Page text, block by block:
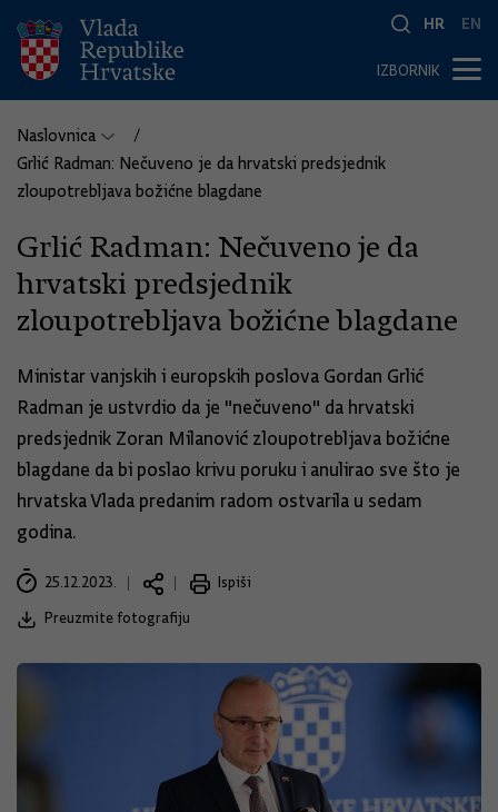
HR EN
IZBORNIK
Naslovnica
Grlić Radman: Nečuveno je da hrvatski predsjednik
zloupotrebljava božićne blagdane
Grlić Radman: Nečuveno je da
hrvatski predsjednik
zloupotrebljava božićne blagdane
Ministar vanjskih i europskih poslova Gordan Grlić
Radman je ustvrdio da je "nečuveno" da hrvatski
predsjednik Zoran Milanović zloupotrebljava božićne
blagdane da bi poslao krivu poruku i anulirao sve što je
hrvatska Vlada predanim radom ostvarila u sedam
godina.
25.12.2023.
Ispiši
Preuzmite fotografiju